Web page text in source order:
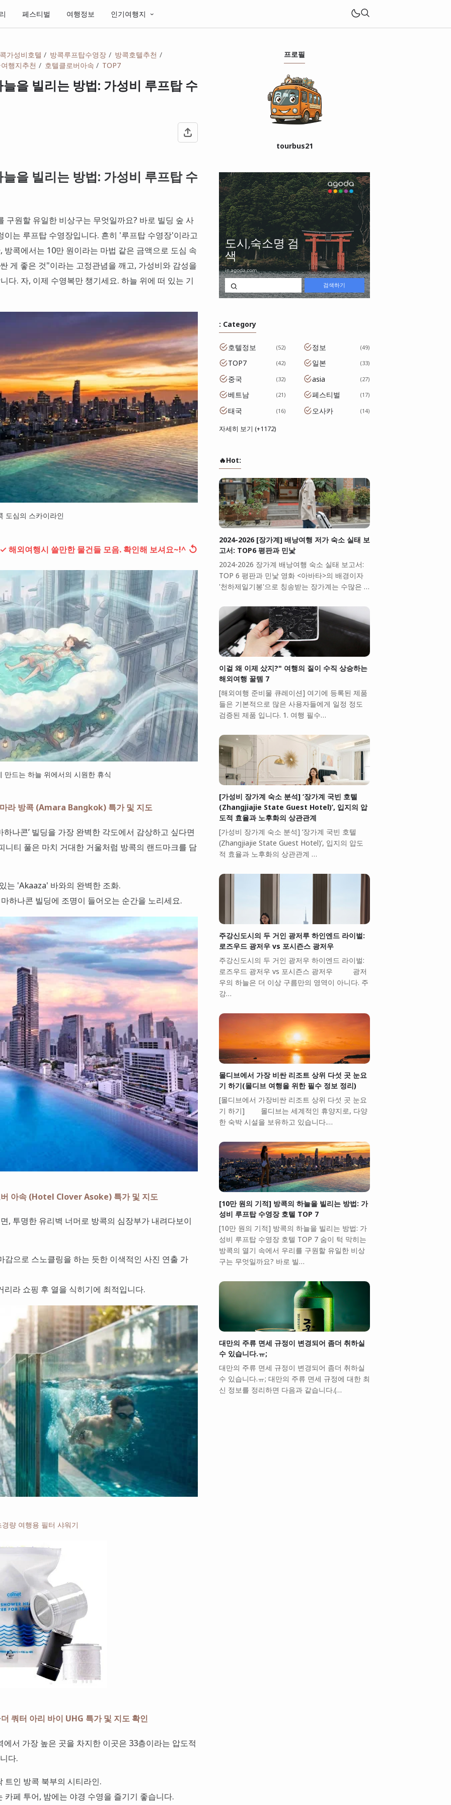
페스티벌 여행정보 인기여행지
가성비호텔 방콕루프탑수영장
방콕호텔추천
행지추천
호텔클로버아속 TOP7
을 빌리는 방법: 가성비 루프탑 수
을 빌리는 방법: 가성비 루프탑 수
구원할 유일한 비상구는 무엇일까요? 바로 빌딩 숲 사
는 루프탑 수영장입니다. 흔히 '루프탑 수영장'이라고
콕에서는 10만 원이라는 마법 같은 금액으로 도심 속
게 좋은 것"이라는 고정관념을 깨고, 가성비와 감성을
다. 자, 이제 수영복만 챙기세요. 하늘 위에 떠 있는 기
도심의 스카이라인
✓ 해외여행시 쓸만한 물건들 모음. 확인해 보셔요~!^ ↺
만드는 하늘 위에서의 시원한 휴식
라 방콕 (Amara Bangkok) 특가 및 지도
나콘’ 빌딩을 가장 완벽한 각도에서 감상하고 싶다면
티 풀은 마치 거대한 거울처럼 방콕의 랜드마크를 담
는 'Akaaza' 바와의 완벽한 조화.
하나콘 빌딩에 조명이 들어오는 순간을 노리세요.
아속 (Hotel Clover Asoke) 특가 및 지도
, 투명한 유리벽 너머로 방콕의 심장부가 내려다보이
으로 스노클링을 하는 듯한 이색적인 사진 연출 가
라 쇼핑 후 열을 식히기에 최적입니다.
량 여행용 필터 샤워기
더 쿼터 아리 바이 UHG 특가 및 지도 확인
서 가장 높은 곳을 차지한 이곳은 33층이라는 압도적
다.
트인 방콕 북부의 시티라인.
페 투어, 밤에는 야경 수영을 즐기기 좋습니다.
프로필
tourbus21
: Category
호텔정보 52 정보 49
TOP7 42 일본 33
중국 32 asia 27
베트남 21 페스티벌 17
태국 16 오사카 14
자세히 보기 (+1172)
🔥Hot:
2024-2026 [장가계] 배낭여행 저가 숙소 실태 보
고서: TOP6 평판과 민낯
2024-2026 장가계 배낭여행 숙소 실태 보고서:
TOP 6 평판과 민낯 영화 <아바타>의 배경이자
'천하제일기봉'으로 칭송받는 장가계는 수많은 …
이걸 왜 이제 샀지?" 여행의 질이 수직 상승하는
해외여행 꿀템 7
[해외여행 준비물 큐레이션] 여기에 등록된 제품
들은 기본적으로 많은 사용자들에게 일정 정도
검증된 제품 입니다. 1. 여행 필수…
[가성비 장가계 숙소 분석] ‘장가계 국빈 호텔
(Zhangjiajie State Guest Hotel)’, 입지의 압
도적 효율과 노후화의 상관관계
[가성비 장가계 숙소 분석] ‘장가계 국빈 호텔
(Zhangjiajie State Guest Hotel)’, 입지의 압도
적 효율과 노후화의 상관관계 …
주강신도시의 두 거인 광저루 하인엔드 라이벌:
로즈우드 광저우 vs 포시즌스 광저우
주강신도시의 두 거인 광저우 하이엔드 라이벌:
로즈우드 광저우 vs 포시즌스 광저우 광저
우의 하늘은 더 이상 구름만의 영역이 아니다. 주
강…
몰디브에서 가장 비싼 리조트 상위 다섯 곳 눈요
기 하기(몰디브 여행을 위한 필수 정보 정리)
[몰디브에서 가장비싼 리조트 상위 다섯 곳 눈요
기 하기] 몰디브는 세계적인 휴양지로, 다양
한 숙박 시설을 보유하고 있습니다.…
[10만 원의 기적] 방콕의 하늘을 빌리는 방법: 가
성비 루프탑 수영장 호텔 TOP 7
[10만 원의 기적] 방콕의 하늘을 빌리는 방법: 가
성비 루프탑 수영장 호텔 TOP 7 숨이 턱 막히는
방콕의 열기 속에서 우리를 구원할 유일한 비상
구는 무엇일까요? 바로 빌…
대만의 주류 면세 규정이 변경되어 좀더 취하실
수 있습니다.ㅠ;
대만의 주류 면세 규정이 변경되어 좀더 취하실
수 있습니다.ㅠ; 대만의 주류 면세 규정에 대한 최
신 정보를 정리하면 다음과 같습니다.(…